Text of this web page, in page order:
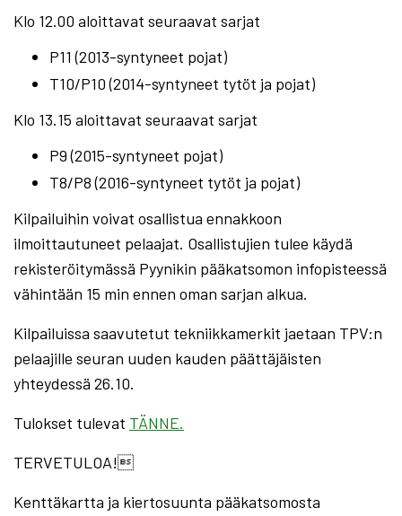
Klo 12.00 aloittavat seuraavat sarjat
P11 (2013-syntyneet pojat)
T10/P10 (2014-syntyneet tytöt ja pojat)
Klo 13.15 aloittavat seuraavat sarjat
P9 (2015-syntyneet pojat)
T8/P8 (2016-syntyneet tytöt ja pojat)
Kilpailuihin voivat osallistua ennakkoon
ilmoittautuneet pelaajat. Osallistujien tulee käydä
rekisteröitymässä Pyynikin pääkatsomon infopisteessä
vähintään 15 min ennen oman sarjan alkua.
Kilpailuissa saavutetut tekniikkamerkit jaetaan TPV:n
pelaajille seuran uuden kauden päättäjäisten
yhteydessä 26.10.
Tulokset tulevat TÄNNE.
TERVETULOA!
Kenttäkartta ja kiertosuunta pääkatsomosta